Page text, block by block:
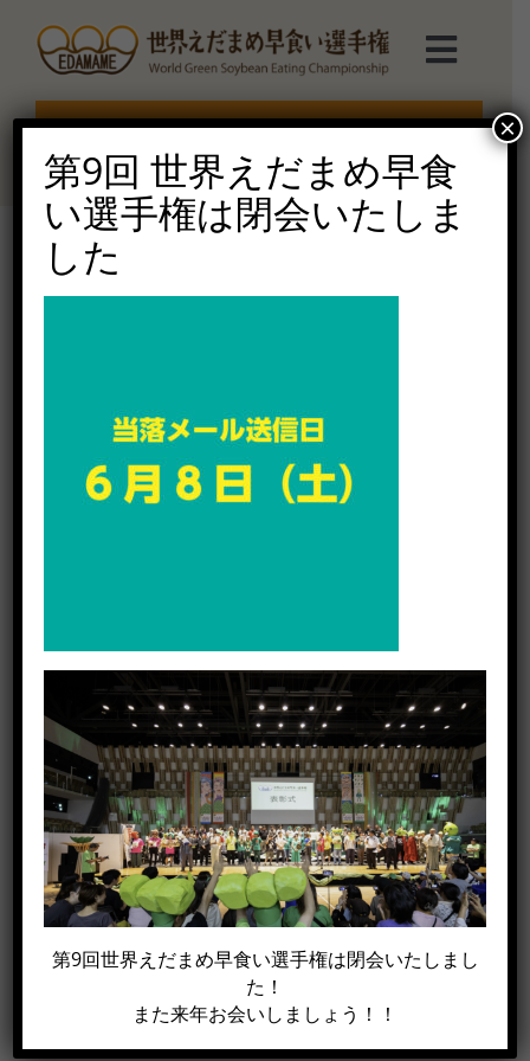
content
選手権TOP
選手権について
えだまめmarche
ご協賛受付
お問い合せ
アートボード 40-100n
この記事がイイね！と思った方は
シェアして下さい!!
Facebook
X
電
子
ー
第9回 世界えだまめ早食
い選手権は閉会いたしま
した
第9回世界えだまめ早食い選手権は閉会いたしまし
た！
また来年お会いしましょう！！
×